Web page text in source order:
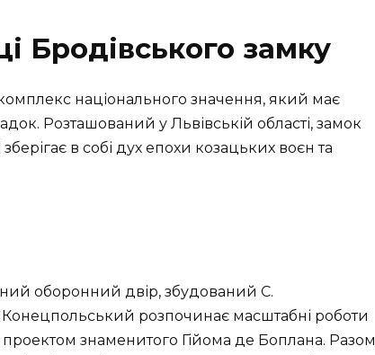
Бродівського замку
національного значення, який має
Розташований у Львівській області, замок
в собі дух епохи козацьких воєн та
оборонний двір, збудований С.
розпочинає масштабні роботи
проектом знаменитого Гійома де Боплана. Разом